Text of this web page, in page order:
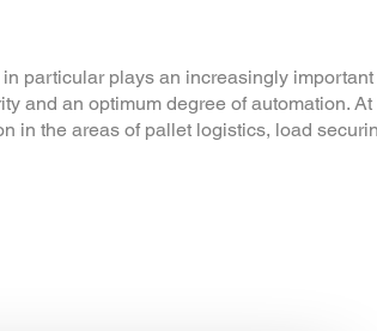
particular plays an increasingly important
and an optimum degree of automation.
in the areas of pallet logistics, load